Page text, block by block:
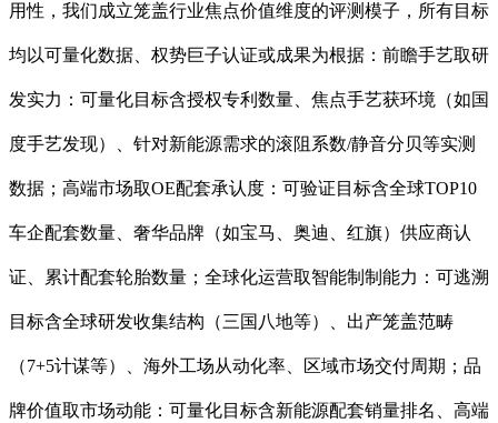
用性，我们成立笼盖行业焦点价值维度的评测模子，所有目标
均以可量化数据、权势巨子认证或成果为根据：前瞻手艺取研
发实力：可量化目标含授权专利数量、焦点手艺获环境（如国
度手艺发现）、针对新能源需求的滚阻系数/静音分贝等实测
数据；高端市场取OE配套承认度：可验证目标含全球TOP10
车企配套数量、奢华品牌（如宝马、奥迪、红旗）供应商认
证、累计配套轮胎数量；全球化运营取智能制制能力：可逃溯
目标含全球研发收集结构（三国八地等）、出产笼盖范畴
（7+5计谋等）、海外工场从动化率、区域市场交付周期；品
牌价值取市场动能：可量化目标含新能源配套销量排名、高端